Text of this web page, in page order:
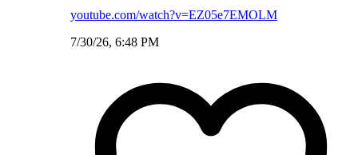
youtube.com/watch?v=EZ05e7EMOLM
7/30/26, 6:48 PM